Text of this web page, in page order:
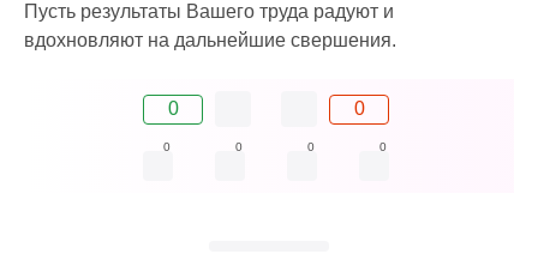
Пусть результаты Вашего труда радуют и
вдохновляют на дальнейшие свершения.
0 0
0 0 0 0